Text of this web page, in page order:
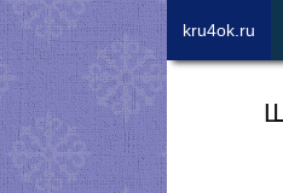
kru4ok.ru